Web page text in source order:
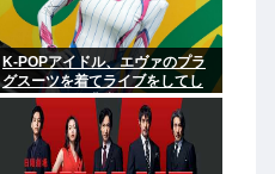
K-POPアイドル、エヴァのプラ
グスーツを着てライブをしてし
まう…これは非常にえちち